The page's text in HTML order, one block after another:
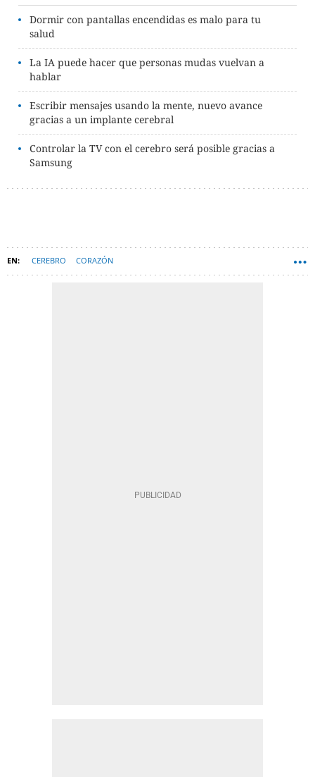
Dormir con pantallas encendidas es malo para tu
salud
La IA puede hacer que personas mudas vuelvan a
hablar
Escribir mensajes usando la mente, nuevo avance
gracias a un implante cerebral
Controlar la TV con el cerebro será posible gracias a
Samsung
CEREBRO CORAZÓN